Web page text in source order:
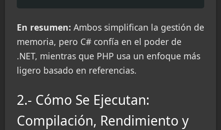
En resumen: Ambos simplifican la gestión de
memoria, pero C# confía en el poder de
.NET, mientras que PHP usa un enfoque más
ligero basado en referencias.
2.- Cómo Se Ejecutan:
Compilación, Rendimiento y